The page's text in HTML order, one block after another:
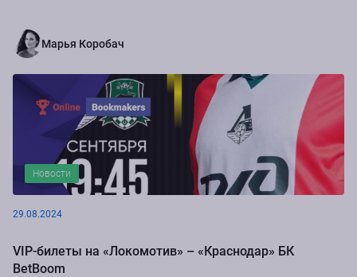
Марья Коробач
Новости
29.08.2024
VIP-билеты на «Локомотив» – «Краснодар» БК
BetBoom